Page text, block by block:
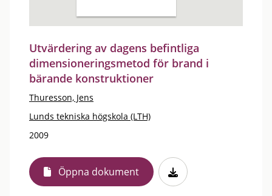
Utvärdering av dagens befintliga
dimensioneringsmetod för brand i
bärande konstruktioner
Thuresson, Jens
Lunds tekniska högskola (LTH)
2009
Öppna dokument